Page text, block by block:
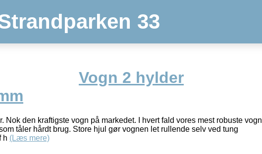
33
Vogn 2 hylder
Nok den kraftigste vogn på markedet. I hvert fald vores mest robuste vogn
tåler hårdt brug. Store hjul gør vognen let rullende selv ved tung
h (Læs mere)